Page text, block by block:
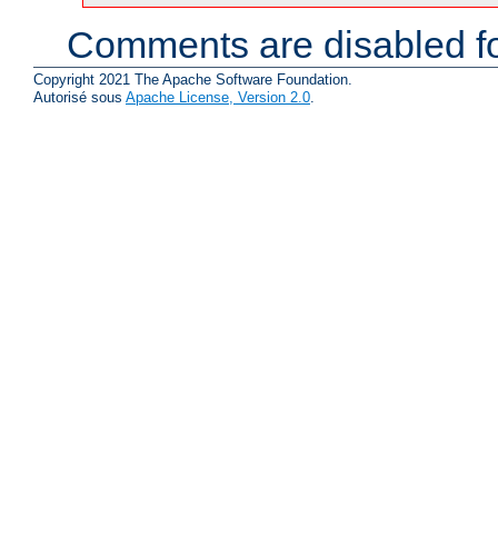
Comments are disabled
Copyright 2021 The Apache Software Foundation.
Autorisé sous Apache License, Version 2.0